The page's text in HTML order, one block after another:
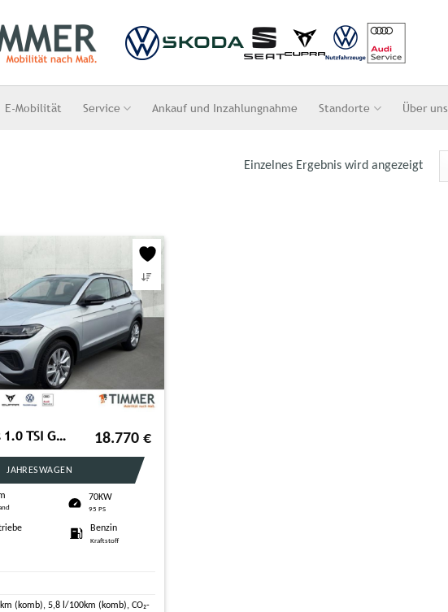
E-Mobilität Service Ankauf und Inzahlungnahme Standorte Über uns
Einzelnes Ergebnis wird angezeigt
VW T-Cross 1.0 TSI GOAL +LED +ACC +VIRTUAL +NAVI +S 18.770€
JAHRESWAGEN
70KW
95 PS
Benzin
Kraftstoff
(komb), 5,8 l/100km (komb), CO₂-